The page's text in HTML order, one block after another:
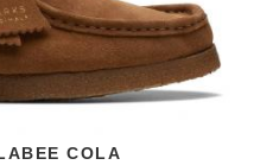
COLA